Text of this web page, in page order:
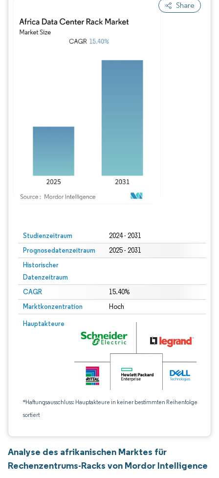
Share
Studienzeitraum 2024 - 2031
Prognosedatenzeitraum 2025 - 2031
Historischer
Datenzeitraum
CAGR
15.40%
Marktkonzentration Hoch
Hauptakteure
*Haftungsausschluss: Hauptakteure in keiner bestimmten Reihenfolge
sortiert
Analyse des afrikanischen Marktes für
Rechenzentrums-Racks von Mordor Intelligence